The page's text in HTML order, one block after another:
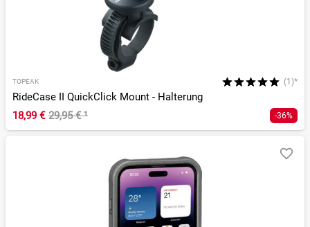
TOPEAK (1)*
RideCase II QuickClick Mount - Halterung
18,99 € 29,95 €¹ -36%